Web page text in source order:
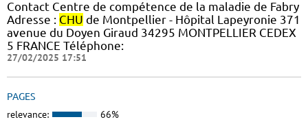
Contact Centre de compétence de la maladie de Fabry
Adresse : CHU de Montpellier - Hôpital Lapeyronie 371
avenue du Doyen Giraud 34295 MONTPELLIER CEDEX
5 FRANCE Téléphone:
27/02/2025 17:51
PAGES
relevance: 66%